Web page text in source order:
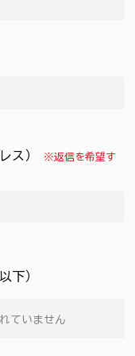
ス）
※返信を希望す
下）
ていません